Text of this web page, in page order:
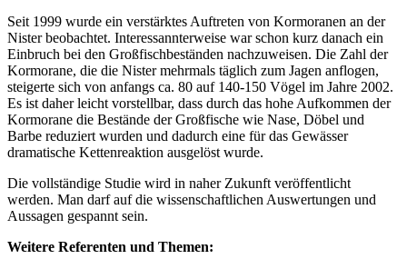
Seit 1999 wurde ein verstärktes Auftreten von Kormoranen an der
Nister beobachtet. Interessannterweise war schon kurz danach ein
Einbruch bei den Großfischbeständen nachzuweisen. Die Zahl der
Kormorane, die die Nister mehrmals täglich zum Jagen anflogen,
steigerte sich von anfangs ca. 80 auf 140-150 Vögel im Jahre 2002.
Es ist daher leicht vorstellbar, dass durch das hohe Aufkommen der
Kormorane die Bestände der Großfische wie Nase, Döbel und
Barbe reduziert wurden und dadurch eine für das Gewässer
dramatische Kettenreaktion ausgelöst wurde.
Die vollständige Studie wird in naher Zukunft veröffentlicht
werden. Man darf auf die wissenschaftlichen Auswertungen und
Aussagen gespannt sein.
Weitere Referenten und Themen: